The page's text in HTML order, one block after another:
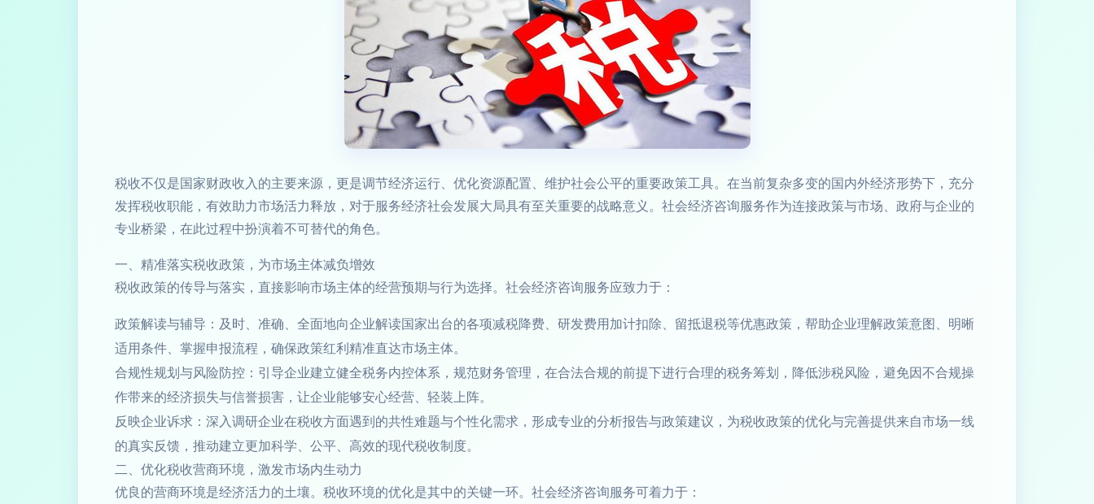
税收不仅是国家财政收入的主要来源，更是调节经济运行、优化资源配置、维护社会公平的重要政策工具。在当前复杂多变的国内外经济形势下，充分
发挥税收职能，有效助力市场活力释放，对于服务经济社会发展大局具有至关重要的战略意义。社会经济咨询服务作为连接政策与市场、政府与企业的
专业桥梁，在此过程中扮演着不可替代的角色。
一、精准落实税收政策，为市场主体减负增效
税收政策的传导与落实，直接影响市场主体的经营预期与行为选择。社会经济咨询服务应致力于：
政策解读与辅导：及时、准确、全面地向企业解读国家出台的各项减税降费、研发费用加计扣除、留抵退税等优惠政策，帮助企业理解政策意图、明晰
适用条件、掌握申报流程，确保政策红利精准直达市场主体。
合规性规划与风险防控：引导企业建立健全税务内控体系，规范财务管理，在合法合规的前提下进行合理的税务筹划，降低涉税风险，避免因不合规操
作带来的经济损失与信誉损害，让企业能够安心经营、轻装上阵。
反映企业诉求：深入调研企业在税收方面遇到的共性难题与个性化需求，形成专业的分析报告与政策建议，为税收政策的优化与完善提供来自市场一线
的真实反馈，推动建立更加科学、公平、高效的现代税收制度。
二、优化税收营商环境，激发市场内生动力
优良的营商环境是经济活力的土壤。税收环境的优化是其中的关键一环。社会经济咨询服务可着力于：